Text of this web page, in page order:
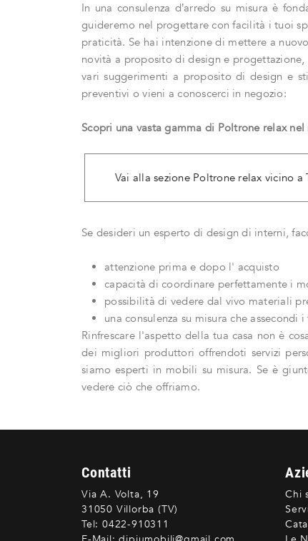
In una consulenza d’arredo su misura è
guideremo nel progettare con facilità i tuoi
praticità. Se hai intenzione di mettere a
novità a proposito di design e
vari suggerimenti a proposito di design e
preventivi o vieni a conoscerci in negozio:
Scopri una vasta gamma di Poltrone relax
Vai alla sezione Poltrone relax vicino a
Se desideri un esperto di design di interni,
attenzione prima e dopo l' acquisto
capacità di coordinare perfettamente i
possibilità di vedere dal vivo materiali
una consulenza su misura che assecondi
Rinfrescare l'aspetto della tua casa non è
dei migliori produttori offrendoti servizi
siamo esperti in mobili su misura. Se è
vedere ciò che offriamo.
Contatti
Via A. Volta, 19
31050 Villorba (TV)
Tel: 0422-910311
Chi